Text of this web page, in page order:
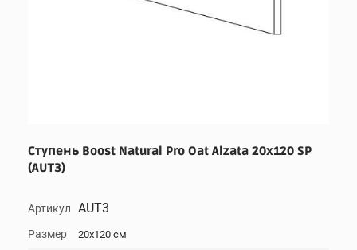
Ступень Boost Natural Pro Oat Alzata 20x120 SP
(AUT3)
Артикул AUT3
Размер 20x120 см